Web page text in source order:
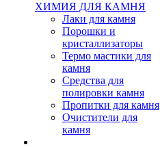
ХИМИЯ ДЛЯ КАМНЯ
Лаки для камня
Порошки и
кристаллизаторы
Термо мастики для
камня
Средства для
полировки камня
Пропитки для камня
Очистители для
камня